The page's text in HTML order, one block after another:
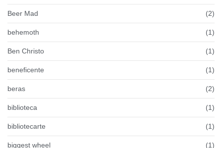
Beer Mad (2)
behemoth (1)
Ben Christo (1)
beneficente (1)
beras (2)
biblioteca (1)
bibliotecarte (1)
biggest wheel (1)